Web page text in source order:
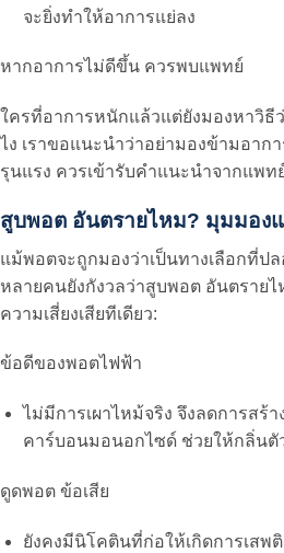
จะยิ่งทำให้อาการแย่ลง
หากอาการไม่ดีขึ้น ควรพบแพทย์
ใครที่อาการหนักแล้วแต่ยังมองหาวิธี
ไง เราขอแนะนำว่าอย่ามองข้ามอาก
รุนแรง ควรเข้ารับคำแนะนำจากแพท
สูบพอต อันตรายไหม? มุมมอง
แม้พอตจะถูกมองว่าเป็นทางเลือกที่ป
หลายคนยังกังวลว่าสูบพอต อันตรายไ
ความเสี่ยงเสียทีเดียว:
ข้อดีของพอตไฟฟ้า
ไม่มีการเผาไหม้จริง จึงลดการสร้า
คาร์บอนมอนอกไซด์ ช่วยให้กลิ่นตั
ดูดพอต ข้อเสีย
ยังคงมีนิโคตินที่ก่อให้เกิดการเสพ